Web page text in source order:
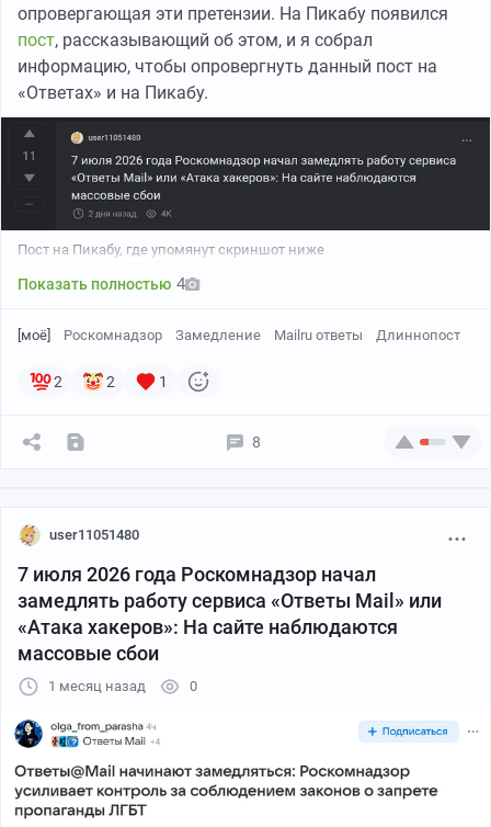
опровергающая эти претензии. На Пикабу появился
пост, рассказывающий об этом, и я собрал
информацию, чтобы опровергнуть данный пост на
«Ответах» и на Пикабу.
Пост на Пикабу, где упомянут скриншот ниже
Показать полностью 4
[моё] Роскомнадзор Замедление Mailru ответы Длиннопост
2 2 1
8
user11051480
7 июля 2026 года Роскомнадзор начал
замедлять работу сервиса «Ответы Mail» или
«Атака хакеров»: На сайте наблюдаются
массовые сбои
1 месяц назад 0